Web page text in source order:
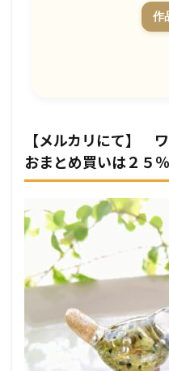
作
【メルカリにて】
おまとめ買いは２５